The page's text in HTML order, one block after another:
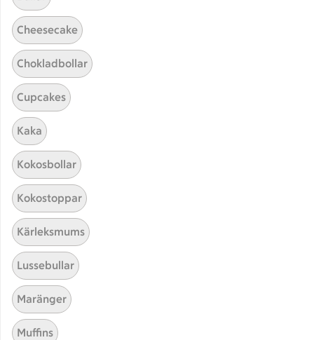
Hittade inget recept
Testa att söka på något nytt, eller ta bort något av
Carbonara
Cheesecake
Chokladbollar
Cupcakes
Kaka
Kokosbollar
Kokostoppar
Kärleksmums
Lussebullar
Maränger
Muffins